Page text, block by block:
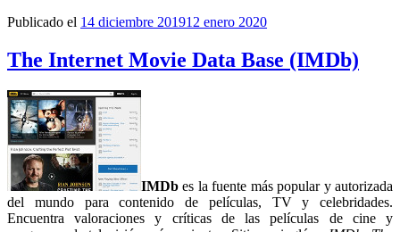
Publicado el 14 diciembre 201912 enero 2020
The Internet Movie Data Base (IMDb)
IMDb es la fuente más popular y autorizada
del mundo para contenido de películas, TV y celebridades.
Encuentra valoraciones y críticas de las películas de cine y